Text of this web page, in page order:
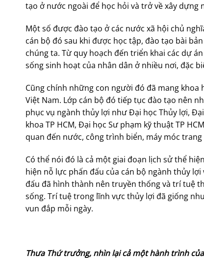
tạo ở nước ngoài để học hỏi và trở về xây dựng
Một số được đào tạo ở các nước xã hội chủ
cán bộ đó sau khi được học tập, đào tạo bài
chúng ta. Từ quy hoạch đến triển khai các dự
sống sinh hoạt của nhân dân ở nhiều nơi, đặc
Cũng chính những con người đó đã mang
Việt Nam. Lớp cán bộ đó tiếp tục đào tạo nên
phục vụ ngành thủy lợi như Đại học Thủy lợi,
khoa TP HCM, Đại học Sư phạm kỹ thuật TP
quan đến nước, công trình biển, máy móc
Có thể nói đó là cả một giai đoạn lịch sử thể
hiện nỗ lực phấn đấu của cán bộ ngành thủy
đấu đã hình thành nên truyền thống và trí tuệ
sống. Trí tuệ trong lĩnh vực thủy lợi đã giống
vun đắp mỗi ngày.
Thưa Thứ trưởng, nhìn lại cả một hành trình